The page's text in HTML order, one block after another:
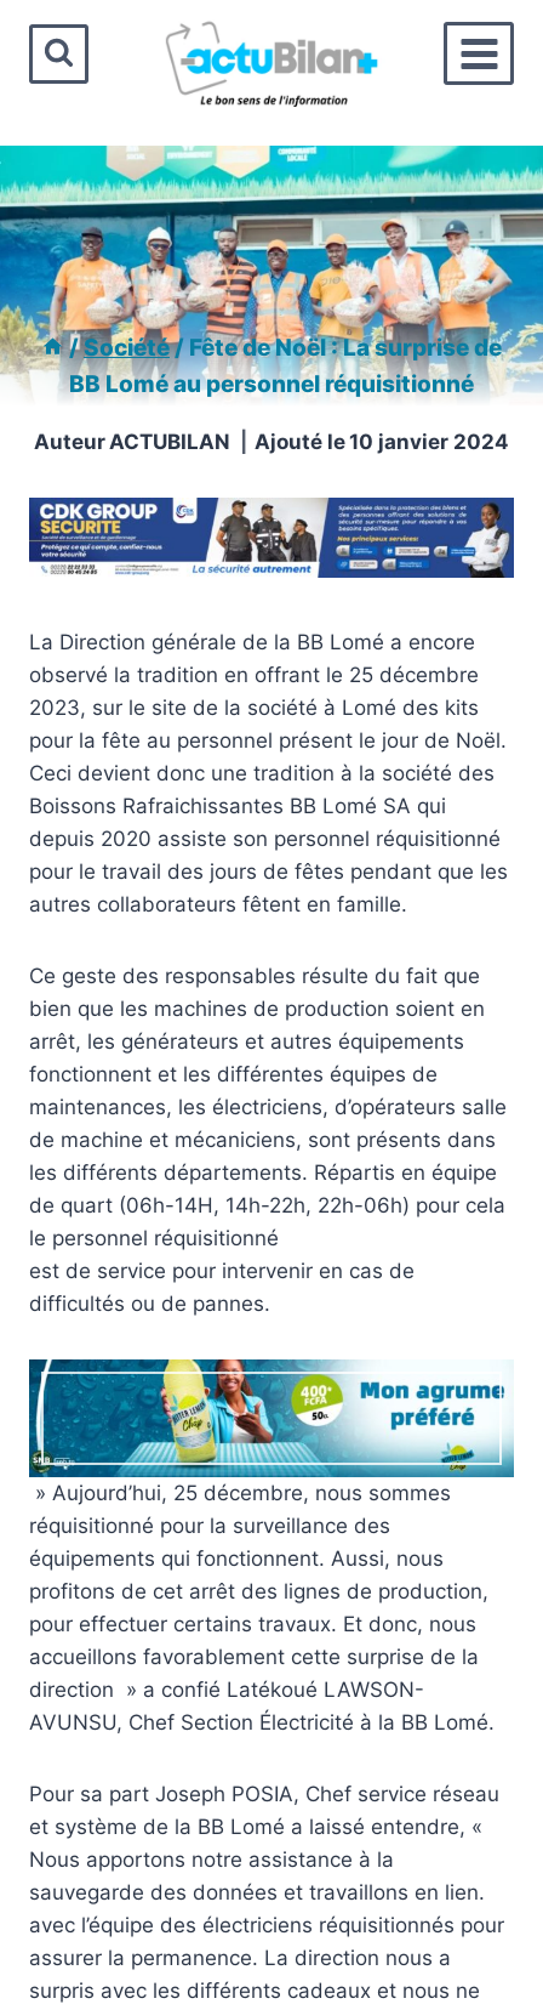
contenu
/Société/Fête de Noël : La surprise de
BB Lomé au personnel réquisitionné
Auteur ACTUBILAN Ajouté le10 janvier 2024
La Direction générale de la BB Lomé a encore
observé la tradition en offrant le 25 décembre
2023, sur le site de la société à Lomé des kits
pour la fête au personnel présent le jour de Noël.
Ceci devient donc une tradition à la société des
Boissons Rafraichissantes BB Lomé SA qui
depuis 2020 assiste son personnel réquisitionné
pour le travail des jours de fêtes pendant que les
autres collaborateurs fêtent en famille.
Ce geste des responsables résulte du fait que
bien que les machines de production soient en
arrêt, les générateurs et autres équipements
fonctionnent et les différentes équipes de
maintenances, les électriciens, d’opérateurs salle
de machine et mécaniciens, sont présents dans
les différents départements. Répartis en équipe
de quart (06h-14H, 14h-22h, 22h-06h) pour cela
le personnel réquisitionné
est de service pour intervenir en cas de
difficultés ou de pannes.
» Aujourd’hui, 25 décembre, nous sommes
réquisitionné pour la surveillance des
équipements qui fonctionnent. Aussi, nous
profitons de cet arrêt des lignes de production,
pour effectuer certains travaux. Et donc, nous
accueillons favorablement cette surprise de la
direction » a confié Latékoué LAWSON-
AVUNSU, Chef Section Électricité à la BB Lomé.
Pour sa part Joseph POSIA, Chef service réseau
et système de la BB Lomé a laissé entendre, «
Nous apportons notre assistance à la
sauvegarde des données et travaillons en lien.
avec l’équipe des électriciens réquisitionnés pour
assurer la permanence. La direction nous a
surpris avec les différents cadeaux et nous ne